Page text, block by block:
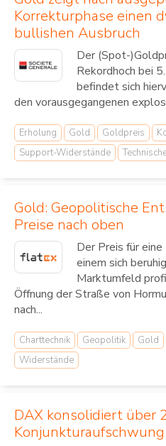
Korrekturphase einen
bullishen Ausbruch
Der (Spot-
Rekordhoch bei
befindet sich
den vorausgegangenen
Erholung Gold Goldpreis
Support-Widerstände
Gold: Geopolitische
Preise nach oben
Der Preis für
einem sich
Marktumfeld
Öffnung der Straße von
nach...
Charttechnik Geopolitik Gold
Widerstände
DAX konsolidiert über